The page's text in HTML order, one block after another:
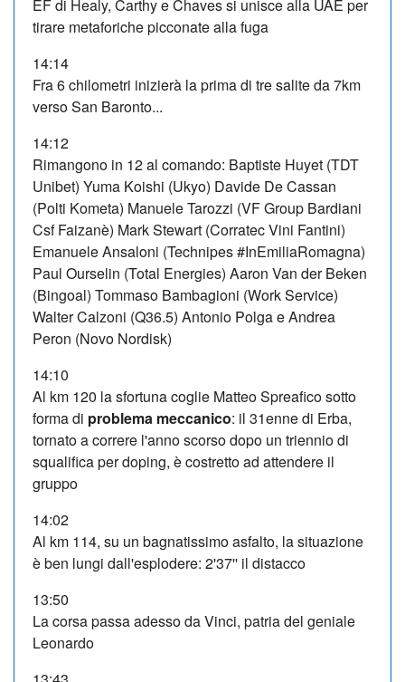
EF di Healy, Carthy e Chaves si unisce alla UAE per
tirare metaforiche picconate alla fuga
14:14
Fra 6 chilometri inizierà la prima di tre salite da 7km
verso San Baronto...
14:12
Rimangono in 12 al comando: Baptiste Huyet (TDT
Unibet) Yuma Koishi (Ukyo) Davide De Cassan
(Polti Kometa) Manuele Tarozzi (VF Group Bardiani
Csf Faizanè) Mark Stewart (Corratec Vini Fantini)
Emanuele Ansaloni (Technipes #InEmiliaRomagna)
Paul Ourselin (Total Energies) Aaron Van der Beken
(Bingoal) Tommaso Bambagioni (Work Service)
Walter Calzoni (Q36.5) Antonio Polga e Andrea
Peron (Novo Nordisk)
14:10
Al km 120 la sfortuna coglie Matteo Spreafico sotto
forma di problema meccanico: il 31enne di Erba,
tornato a correre l'anno scorso dopo un triennio di
squalifica per doping, è costretto ad attendere il
gruppo
14:02
Al km 114, su un bagnatissimo asfalto, la situazione
è ben lungi dall'esplodere: 2'37'' il distacco
13:50
La corsa passa adesso da Vinci, patria del geniale
Leonardo